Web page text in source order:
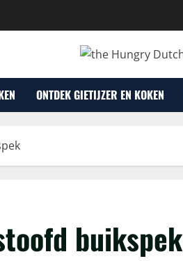
ONTDEK GIETIJZER EN KOKEN
buikspek